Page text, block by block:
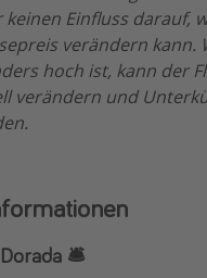
Einfluss darauf,
verändern kann.
hoch ist, kann der
verändern und
🛎️